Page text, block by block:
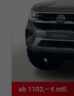
ab 1102,– € mtl.